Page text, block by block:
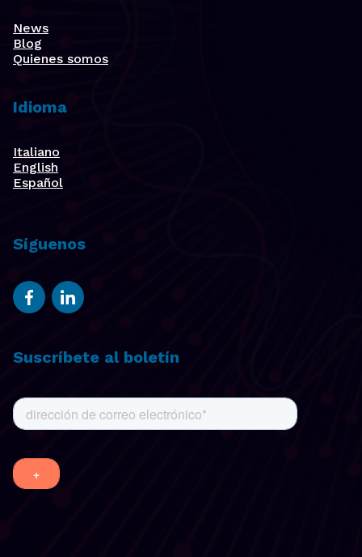
News
Blog
Quienes somos
Idioma
Italiano
English
Español
Síguenos
Suscríbete al boletín